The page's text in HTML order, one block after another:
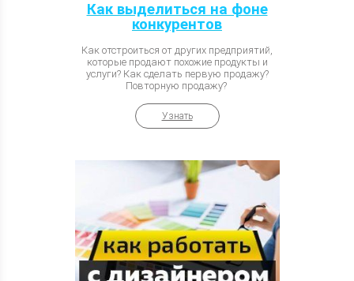
Как выделиться на фоне
конкурентов
Как отстроиться от других предприятий,
которые продают похожие продукты и
услуги? Как сделать первую продажу?
Повторную продажу?
Узнать